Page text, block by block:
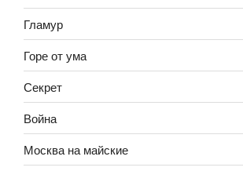
Гламур
Горе от ума
Секрет
Война
Москва на майские